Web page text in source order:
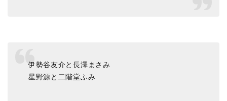
伊勢谷友介と長澤まさみ
星野源と二階堂ふみ